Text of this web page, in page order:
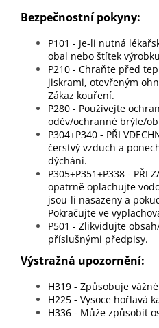
Bezpečnostní pokyny:
P101 - Je-li nutná
obal nebo štítek
P210 - Chraňte před
jiskrami, otevřeným
Zákaz kouření.
P280 - Používejte
oděv/ochranné brýle/
P304+P340 - PŘI
čerstvý vzduch a
dýchání.
P305+P351+P338 - PŘI
opatrně oplachujte
jsou-li nasazeny a
Pokračujte ve
P501 - Zlikvidujte
příslušnými předpisy.
Výstražná upozornění:
H319 - Způsobuje
H225 - Vysoce hořlavá
H336 - Může způsobit